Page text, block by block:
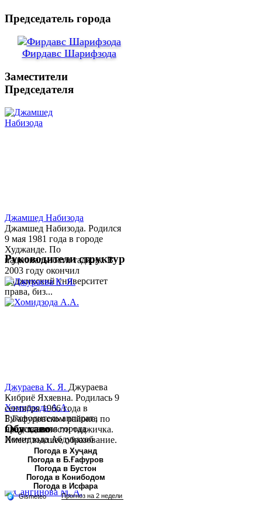
Председатель города
Фирдавс Шарифзода
Заместители
Председателя
Джамшед Набизода
Джамшед Набизода. Родился
9 мая 1981 года в городе
Худжанде. По
национальности таджик. В
2003 году окончил
Таджикский университет
права, биз...
Хомидзода А.А.
Руководитель аппарата
председателя города
Хомидзода Абдувахоб
Абдумаджид родился 8
июня 1978 года в городе
Худжанде. По
национальности...
Руководители структур
Джураева К. Я. Джураева
Кибриё Яхяевна. Родилась 9
сентября 1966 года в
Б.Гафуровском районе, по
национальности таджичка.
Имеет высшее образование.
В 1997 ...
Обу хаво
Погода в Хуҷанд
Погода в Б.Ғафуров
Погода в Бустон
Погода в Конибодом
Погода в Исфара